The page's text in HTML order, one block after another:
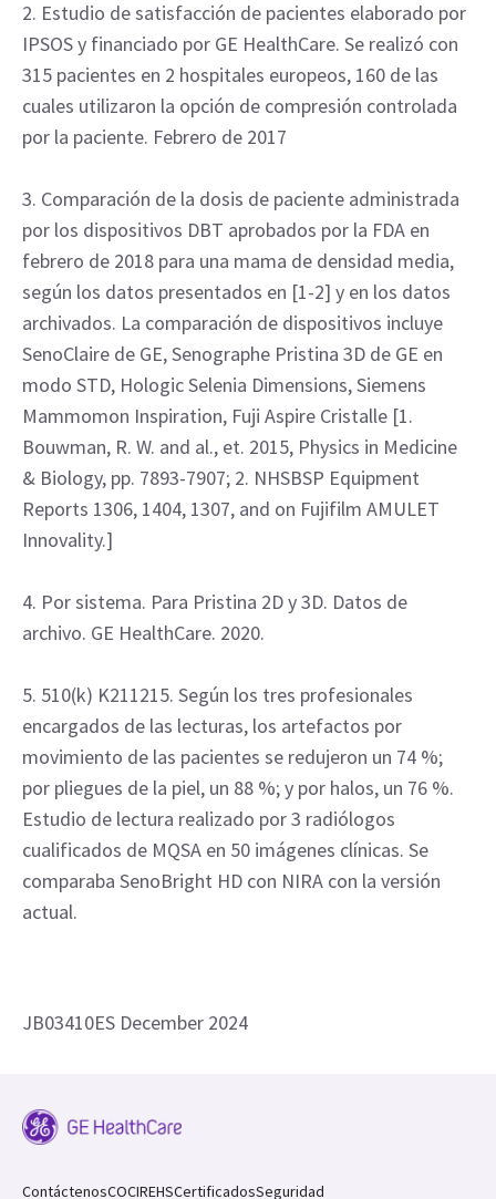
estudio de lectura en el que se compara AUC ROC del
protocolo de cribado GE (V-Preview + 3D CC/MLO con
3D en modo STD) con el de FFDM 2D solamente. V-
Preview es la imagen 2D sintetizada generada por el
software de mamografía de GE Seno Iris a partir de
http://www.accessdata.fda.gov/scripts/cdrh/cfdocs/
id=P130020.
2. Estudio de satisfacción de pacientes elaborado por
IPSOS y financiado por GE HealthCare. Se realizó con
315 pacientes en 2 hospitales europeos, 160 de las
cuales utilizaron la opción de compresión controlada
por la paciente. Febrero de 2017
3. Comparación de la dosis de paciente administrada
por los dispositivos DBT aprobados por la FDA en
febrero de 2018 para una mama de densidad media,
según los datos presentados en [1-2] y en los datos
SenoClaire de GE, Senographe Pristina 3D de GE en
modo STD, Hologic Selenia Dimensions, Siemens
Bouwman, R. W. and al., et. 2015, Physics in Medicine
& Biology, pp. 7893-7907; 2. NHSBSP Equipment
Reports 1306, 1404, 1307, and on Fujifilm AMULET
Innovality.]
4. Por sistema. Para Pristina 2D y 3D. Datos de
archivo. GE HealthCare. 2020.
por pliegues de la piel, un 88 %; y por halos, un 76 %.
comparaba SenoBright HD con NIRA con la versión